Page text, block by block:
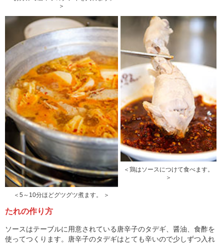
＞
＜5～10分ほどグツグツ煮ます。 ＞
＜鶏はソースにつけて食べます。
＞
たれの作り方
ソースはテーブルに用意されている唐辛子のタデギ、醤油、食酢を
使ってつくります。唐辛子のタデギはとても辛いので少しずつ入れ